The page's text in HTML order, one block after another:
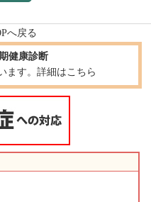
へ戻る
健康診断
ます。詳細はこちら